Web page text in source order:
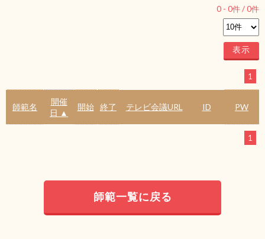
0 - 0件 /0件
1
師範名
開催
日 ▲
開始 終了 テレビ会議URL ID PW
1
師範一覧に戻る